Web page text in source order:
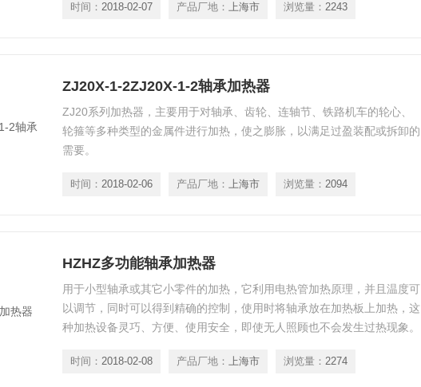
协会标准而设计制造出来的。
时间： 2018-02-07 产品厂地： 上海市 浏览量： 2243
ZJ20X-1-2ZJ20X-1-2轴承加热器
ZJ20系列加热器，主要用于对轴承、齿轮、连轴节、铁路机车的轮心、
轮箍等多种类型的金属件进行加热，使之膨胀，以满足过盈装配或拆卸的
需要。
时间： 2018-02-06 产品厂地： 上海市 浏览量： 2094
HZHZ多功能轴承加热器
用于小型轴承或其它小零件的加热，它利用电热管加热原理，并且温度可
以调节，同时可以得到精确的控制，使用时将轴承放在加热板上加热，这
种加热设备灵巧、方便、使用安全，即使无人照顾也不会发生过热现象。
时间： 2018-02-08 产品厂地： 上海市 浏览量： 2274